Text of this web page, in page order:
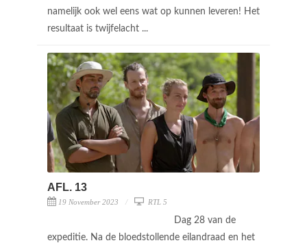
namelijk ook wel eens wat op kunnen leveren! Het
resultaat is twijfelacht ...
AFL. 13
19 November 2023 RTL 5
Dag 28 van de
expeditie. Na de bloedstollende eilandraad en het